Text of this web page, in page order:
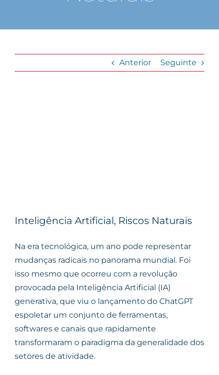
Anterior Seguinte
Inteligência Artificial, Riscos Naturais
Na era tecnológica, um ano pode representar
mudanças radicais no panorama mundial. Foi
isso mesmo que ocorreu com a revolução
provocada pela Inteligência Artificial (IA)
generativa, que viu o lançamento do ChatGPT
espoletar um conjunto de ferramentas,
softwares e canais que rapidamente
transformaram o paradigma da generalidade dos
setores de atividade.